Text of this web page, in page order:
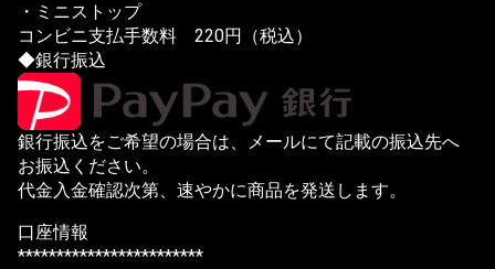
・ミニストップ
コンビニ支払手数料 220円（税込）
◆銀行振込
銀行振込をご希望の場合は、メールにて記載の振込先へ
お振込ください。
代金入金確認次第、速やかに商品を発送します。
口座情報
************************